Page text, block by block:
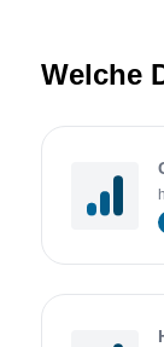
Welche